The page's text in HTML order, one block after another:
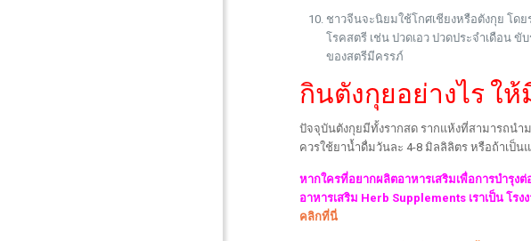
ชาวจีนจะนิยมใช้โกศเชียงหรือตังกุย โดย
โรคสตรี เช่น ปวดเอว ปวดประจำเดือน
ของสตรีมีครรภ์
กินตังกุยอย่างไร ใ
ปัจจุบันตังกุยมีทั้งรากสด รากแห้งที่สามารถนำ
ควรใช้ยาน้ำดื่มวันละ 4-8 มิลลิลิตร หรือถ้าเป็
หากใครที่อยากผลิตอาหารเสริมเพื่อการบำรุ
อาหารเสริม Herb Supplements เราเป็น โ
คลิกที่นี่